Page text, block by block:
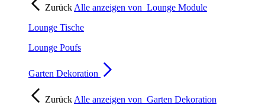
Zurück Alle anzeigen von Lounge Module
Lounge Tische
Lounge Poufs
Garten Dekoration
Zurück Alle anzeigen von Garten Dekoration